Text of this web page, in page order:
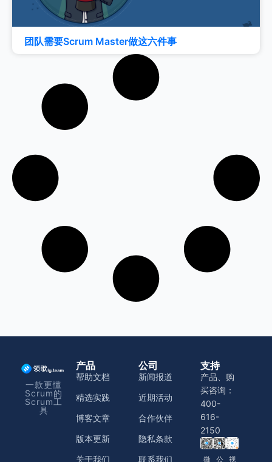
团队需要Scrum Master做这六件事
一款更懂
Scrum的
Scrum工
具
产品
帮助文档
精选实践
博客文章
版本更新
关于我们
公司
新闻报道
近期活动
合作伙伴
隐私条款
联系我们
支持
产品、购
买咨询：
400-
616-
2150
微 公 视